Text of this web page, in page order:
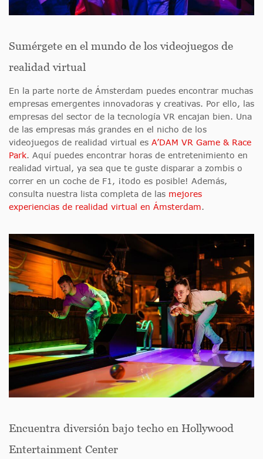
Sumérgete en el mundo de los videojuegos de
realidad virtual
En la parte norte de Ámsterdam puedes encontrar muchas
empresas emergentes innovadoras y creativas. Por ello, las
empresas del sector de la tecnología VR encajan bien. Una
de las empresas más grandes en el nicho de los
videojuegos de realidad virtual es A’DAM VR Game & Race
Park. Aquí puedes encontrar horas de entretenimiento en
realidad virtual, ya sea que te guste disparar a zombis o
correr en un coche de F1, ¡todo es posible! Además,
consulta nuestra lista completa de las mejores
experiencias de realidad virtual en Ámsterdam.
Encuentra diversión bajo techo en Hollywood
Entertainment Center